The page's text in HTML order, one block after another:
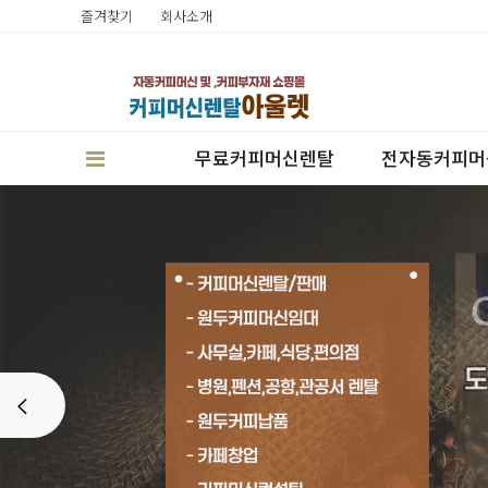
즐겨찾기 회사소개
무료커피머신렌탈 전자동커피머
판매
렌탈
캔시머실링기